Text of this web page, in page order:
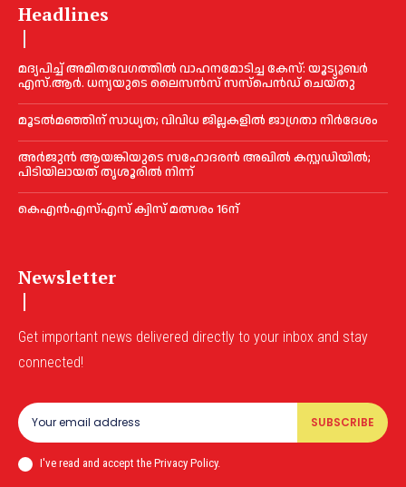
Headlines
മദ്യപിച്ച് അമിതവേഗത്തിൽ വാഹനമോടിച്ച കേസ്: യൂട്യൂബർ
എസ്.ആർ. ധന്യയുടെ ലൈസൻസ് സസ്‌പെൻഡ് ചെയ്തു
മൂടൽമഞ്ഞിന് സാധ്യത; വിവിധ ജില്ലകളിൽ ജാഗ്രതാ നിർദേശം
അര്‍ജുന്‍ ആയങ്കിയുടെ സഹോദരന്‍ അഖില്‍ കസ്റ്റഡിയില്‍;
പിടിയിലായത് തൃശൂരില്‍ നിന്ന്
കെഎൻഎസ്എസ് ക്വിസ് മത്സരം 16ന്
Newsletter
Get important news delivered directly to your inbox and stay
connected!
SUBSCRIBE
I've read and accept the Privacy Policy.